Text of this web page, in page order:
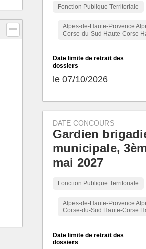
Fonction Publique Territoriale
Alpes-de-Haute-Provence
Corse-du-Sud Haute-Corse
Date limite de retrait des
dossiers
le 07/10/2026
DATE CONCOURS
Gardien
municipale,
mai 2027
Fonction Publique Territoriale
Alpes-de-Haute-Provence
Corse-du-Sud Haute-Corse
Date limite de retrait des
dossiers